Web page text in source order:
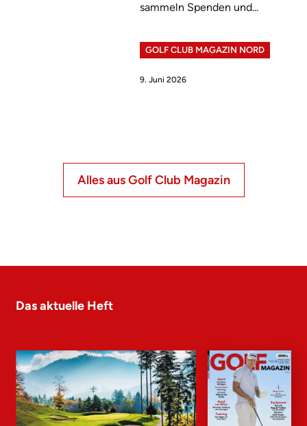
sammeln Spenden und...
GOLF CLUB MAGAZIN NORD
9. Juni 2026
Alles aus Golf Club Magazin
Das aktuelle Heft